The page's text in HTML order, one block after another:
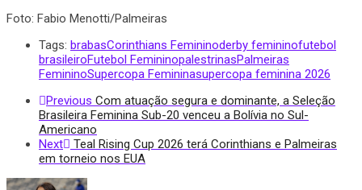
Foto: Fabio Menotti/Palmeiras
Tags: brabasCorinthians Femininoderby femininofutebol
brasileiroFutebol FemininopalestrinasPalmeiras
FemininoSupercopa Femininasupercopa feminina 2026
Previous Com atuação segura e dominante, a Seleção
Brasileira Feminina Sub-20 venceu a Bolívia no Sul-
Americano
Next
Teal Rising Cup 2026 terá Corinthians e Palmeiras
em torneio nos EUA